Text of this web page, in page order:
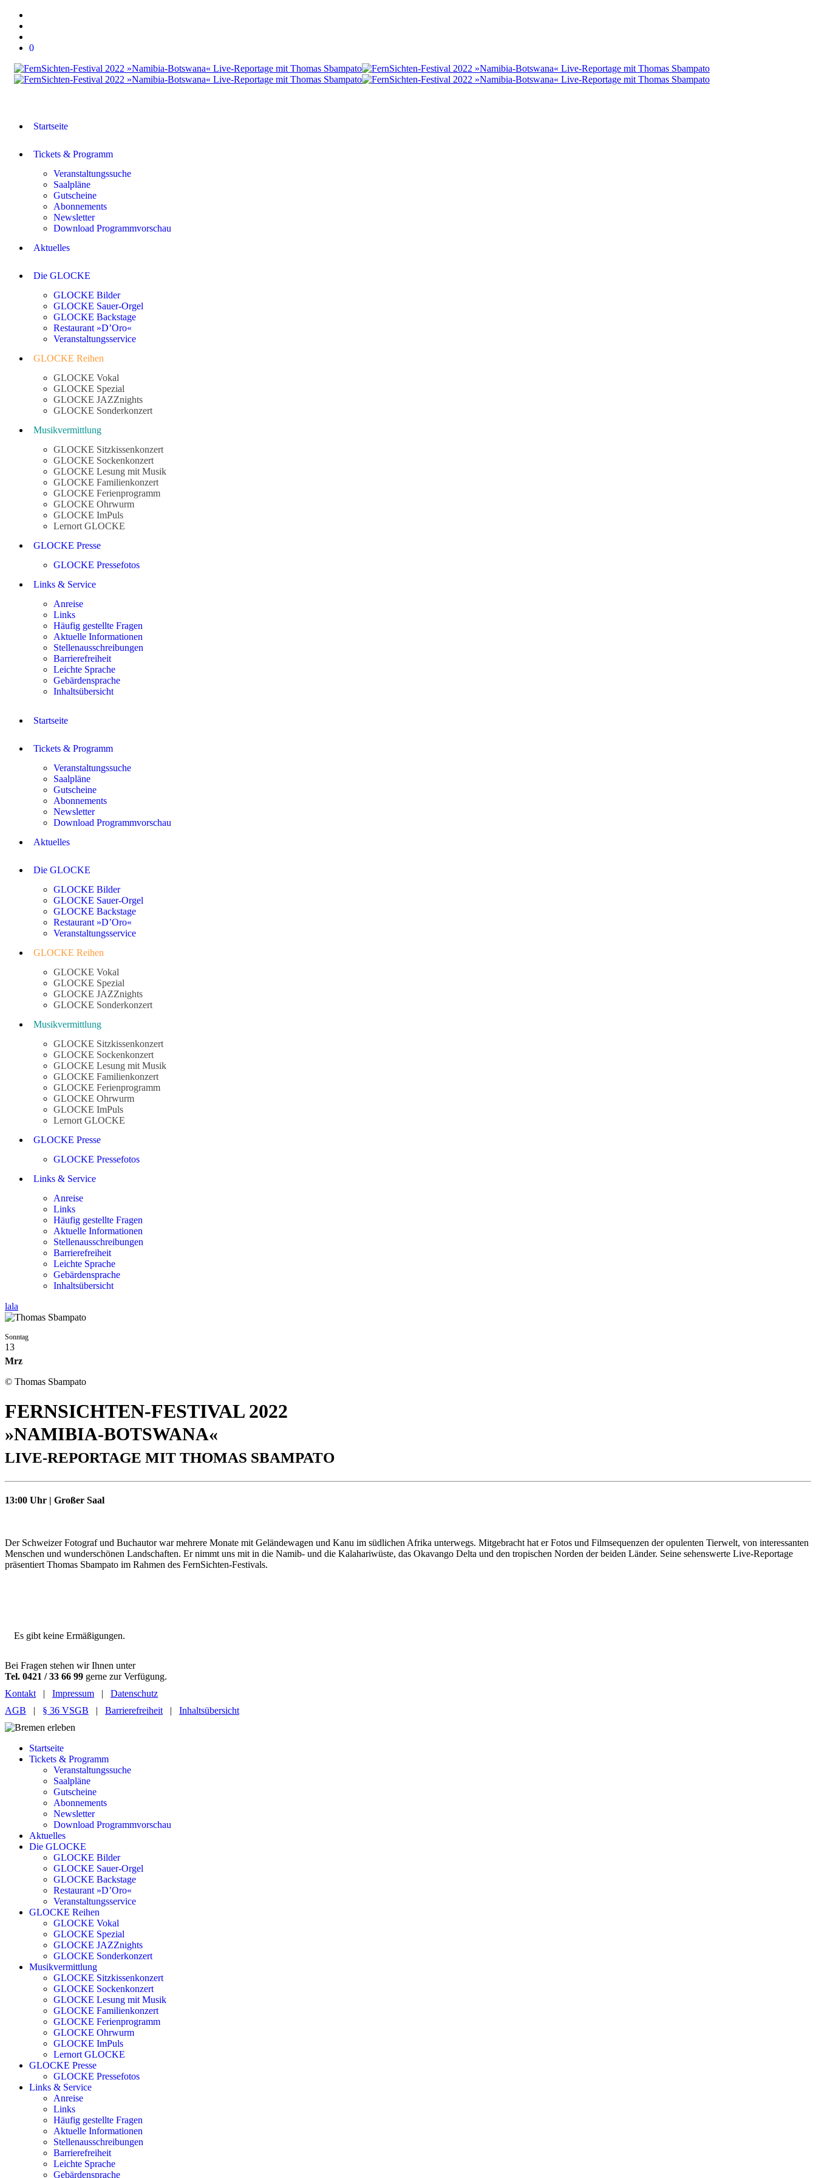
0
Startseite
Tickets & Programm
Veranstaltungssuche
Saalpläne
Gutscheine
Abonnements
Newsletter
Download Programmvorschau
Aktuelles
Die GLOCKE
GLOCKE Bilder
GLOCKE Sauer-Orgel
GLOCKE Backstage
Restaurant »D’Oro«
Veranstaltungsservice
GLOCKE Reihen
GLOCKE Vokal
GLOCKE Spezial
GLOCKE JAZZnights
GLOCKE Sonderkonzert
Musikvermittlung
GLOCKE Sitzkissenkonzert
GLOCKE Sockenkonzert
GLOCKE Lesung mit Musik
GLOCKE Familienkonzert
GLOCKE Ferienprogramm
GLOCKE Ohrwurm
GLOCKE ImPuls
Lernort GLOCKE
GLOCKE Presse
GLOCKE Pressefotos
Links & Service
Anreise
Links
Häufig gestellte Fragen
Aktuelle Informationen
Stellenausschreibungen
Barrierefreiheit
Leichte Sprache
Gebärdensprache
Inhaltsübersicht
Startseite
Tickets & Programm
Veranstaltungssuche
Saalpläne
Gutscheine
Abonnements
Newsletter
Download Programmvorschau
Aktuelles
Die GLOCKE
GLOCKE Bilder
GLOCKE Sauer-Orgel
GLOCKE Backstage
Restaurant »D’Oro«
Veranstaltungsservice
GLOCKE Reihen
GLOCKE Vokal
GLOCKE Spezial
GLOCKE JAZZnights
GLOCKE Sonderkonzert
Musikvermittlung
GLOCKE Sitzkissenkonzert
GLOCKE Sockenkonzert
GLOCKE Lesung mit Musik
GLOCKE Familienkonzert
GLOCKE Ferienprogramm
GLOCKE Ohrwurm
GLOCKE ImPuls
Lernort GLOCKE
GLOCKE Presse
GLOCKE Pressefotos
Links & Service
Anreise
Links
Häufig gestellte Fragen
Aktuelle Informationen
Stellenausschreibungen
Barrierefreiheit
Leichte Sprache
Gebärdensprache
Inhaltsübersicht
lala
Sonntag
13
Mrz
© Thomas Sbampato
FERNSICHTEN-FESTIVAL 2022
»NAMIBIA-BOTSWANA«
LIVE-REPORTAGE MIT THOMAS SBAMPATO
13:00 Uhr | Großer Saal
Der Schweizer Fotograf und Buchautor war mehrere Monate mit Geländewagen und Kanu im südlichen Afrika unterwegs. Mitgebracht hat er Fotos und Filmsequenzen der opulenten Tierwelt, von interessanten
Menschen und wunderschönen Landschaften. Er nimmt uns mit in die Namib- und die Kalahariwüste, das Okavango Delta und den tropischen Norden der beiden Länder. Seine sehenswerte Live-Reportage
präsentiert Thomas Sbampato im Rahmen des FernSichten-Festivals.
Es gibt keine Ermäßigungen.
Bei Fragen stehen wir Ihnen unter
Tel. 0421 / 33 66 99 gerne zur Verfügung.
Kontakt| Impressum | Datenschutz
AGB | § 36 VSGB | Barrierefreiheit| Inhaltsübersicht
Startseite
Tickets & Programm
Veranstaltungssuche
Saalpläne
Gutscheine
Abonnements
Newsletter
Download Programmvorschau
Aktuelles
Die GLOCKE
GLOCKE Bilder
GLOCKE Sauer-Orgel
GLOCKE Backstage
Restaurant »D’Oro«
Veranstaltungsservice
GLOCKE Reihen
GLOCKE Vokal
GLOCKE Spezial
GLOCKE JAZZnights
GLOCKE Sonderkonzert
Musikvermittlung
GLOCKE Sitzkissenkonzert
GLOCKE Sockenkonzert
GLOCKE Lesung mit Musik
GLOCKE Familienkonzert
GLOCKE Ferienprogramm
GLOCKE Ohrwurm
GLOCKE ImPuls
Lernort GLOCKE
GLOCKE Presse
GLOCKE Pressefotos
Links & Service
Anreise
Links
Häufig gestellte Fragen
Aktuelle Informationen
Stellenausschreibungen
Barrierefreiheit
Leichte Sprache
Gebärdensprache